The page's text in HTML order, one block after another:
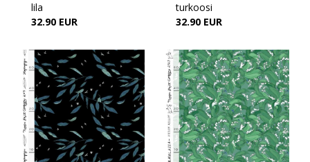
lila
32.90 EUR
turkoosi
32.90 EUR